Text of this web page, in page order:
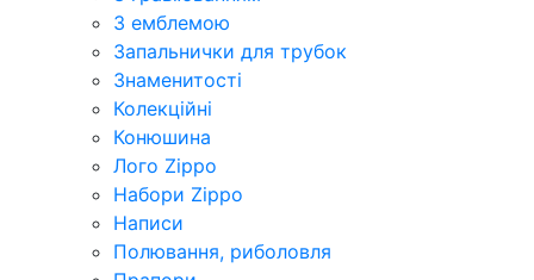
З емблемою
Запальнички для трубок
Знаменитості
Колекційні
Конюшина
Лого Zippo
Набори Zippo
Написи
Полювання, риболовля